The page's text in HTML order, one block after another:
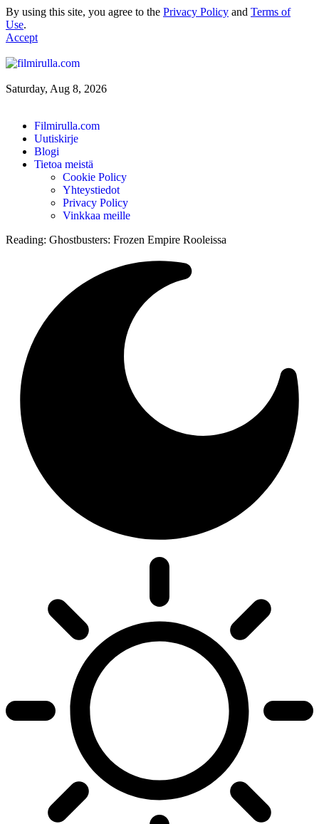
By using this site, you agree to the Privacy Policy and Terms of
Use.
Accept
Saturday, Aug 8, 2026
Filmirulla.com
Uutiskirje
Blogi
Tietoa meistä
Cookie Policy
Yhteystiedot
Privacy Policy
Vinkkaa meille
Reading: Ghostbusters: Frozen Empire Rooleissa